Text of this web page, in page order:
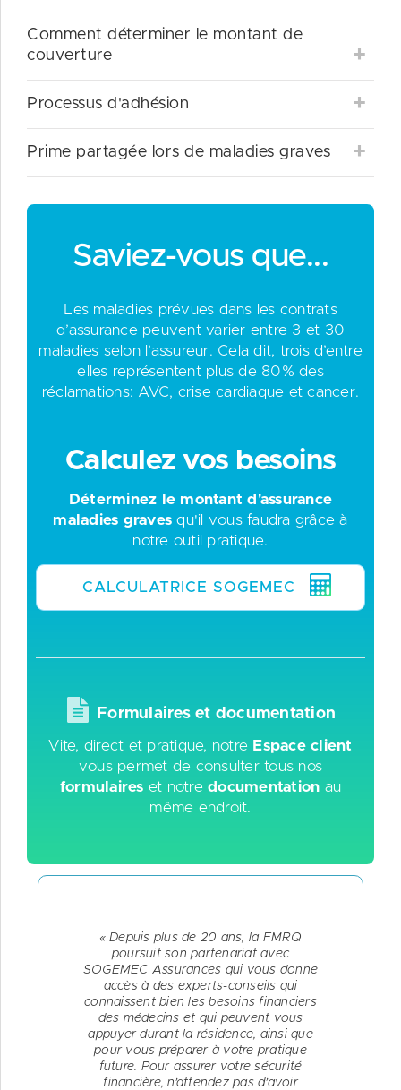
Comment déterminer le montant de
couverture
Processus d'adhésion
Prime partagée lors de maladies graves
Saviez-vous que...
Les maladies prévues dans les contrats
d’assurance peuvent varier entre 3 et 30
maladies selon l’assureur. Cela dit, trois d’entre
elles représentent plus de 80% des
réclamations: AVC, crise cardiaque et cancer.
Calculez vos besoins
Déterminez le montant d'assurance
maladies graves qu'il vous faudra grâce à
notre outil pratique.
CALCULATRICE SOGEMEC
Formulaires et documentation
Vite, direct et pratique, notre Espace client
vous permet de consulter tous nos
formulaires et notredocumentation au
même endroit.
« Depuis plus de 20 ans, la FMRQ
poursuit son partenariat avec
SOGEMEC Assurances qui vous donne
accès à des experts-conseils qui
connaissent bien les besoins financiers
des médecins et qui peuvent vous
appuyer durant la résidence, ainsi que
pour vous préparer à votre pratique
future. Pour assurer votre sécurité
financière, n’attendez pas d’avoir